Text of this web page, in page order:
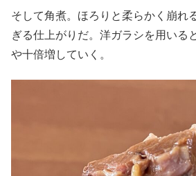
そして角煮。ほろりと柔らかく崩れ
ぎる仕上がりだ。洋ガラシを用いる
や十倍増していく。